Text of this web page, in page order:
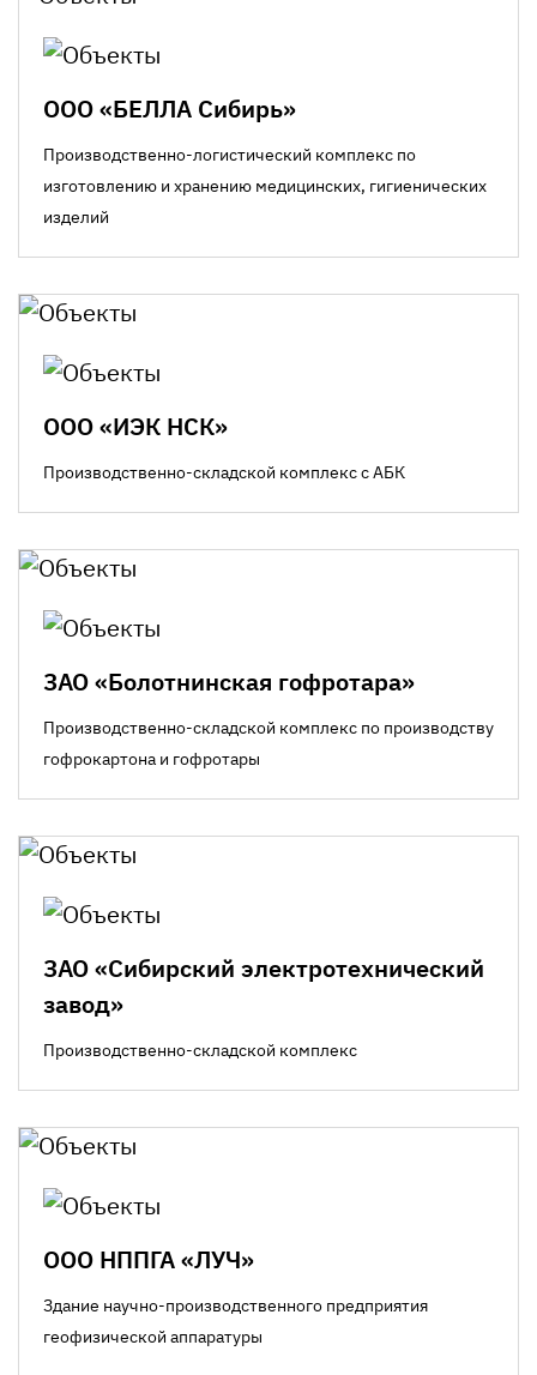
ООО «БЕЛЛА Сибирь»
Производственно-логистический комплекс по
изготовлению и хранению медицинских, гигиенических
изделий
ООО «ИЭК НСК»
Производственно-складской комплекс с АБК
ЗАО «Болотнинская гофротара»
Производственно-складской комплекс по производству
гофрокартона и гофротары
ЗАО «Сибирский электротехнический
завод»
Производственно-складской комплекс
ООО НППГА «ЛУЧ»
Здание научно-производственного предприятия
геофизической аппаратуры